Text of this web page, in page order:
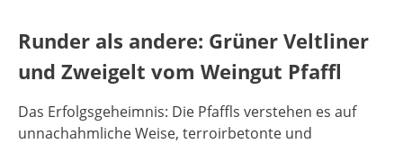
Runder als andere: Grüner Veltliner
und Zweigelt vom Weingut Pfaffl
Das Erfolgsgeheimnis: Die Pfaffls verstehen es auf
unnachahmliche Weise, terroirbetonte und